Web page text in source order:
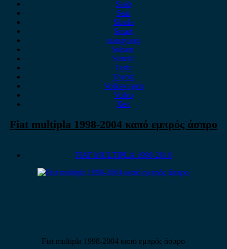
Saab
Seat
Skoda
Smart
ssangyong
Subaru
Suzuki
Tesla
Toyota
Volkswagen
Volvo
Xev
Fiat multipla 1998-2004 καπό εμπρός άσπρο
FIAT MULTIPLA 1998-2010
Fiat multipla 1998-2004 καπό εμπρός άσπρο